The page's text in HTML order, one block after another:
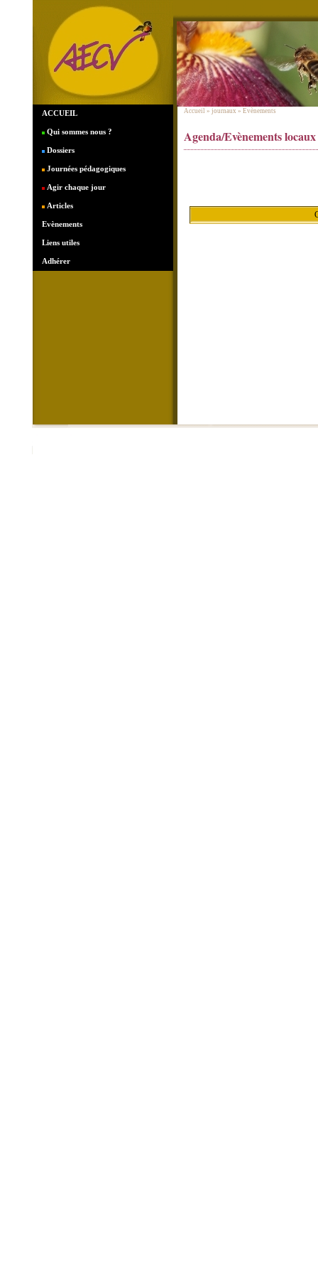
ACCUEIL
Qui sommes nous ?
Dossiers
Journées pédagogiques
Agir chaque jour
Articles
Evènements
Liens utiles
Adhérer
Accueil » journaux » Evènements
Agenda/Evènements locaux